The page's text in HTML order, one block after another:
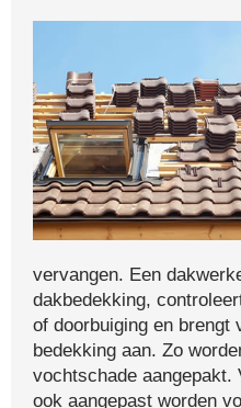
vervangen. Een
dakbedekking,
of doorbuiging en brengt
bedekking aan. Zo
vochtschade aangepakt.
ook aangepast worden